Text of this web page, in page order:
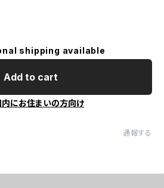
shipping available
Add to cart
内にお住まいの方向け
通報する